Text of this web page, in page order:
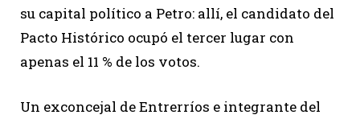
su capital político a Petro: allí, el candidato del
Pacto Histórico ocupó el tercer lugar con
apenas el 11 % de los votos.
Un exconcejal de Entrerríos e integrante del